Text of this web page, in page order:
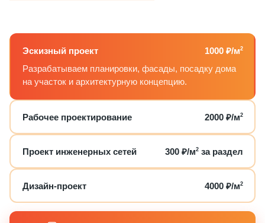
Эскизный проект 1000 ₽/м2
Разрабатываем планировки, фасады, посадку дома
на участок и архитектурную концепцию.
Рабочее проектирование 2000 ₽/м2
Проект инженерных сетей 300 ₽/м2за раздел
Дизайн-проект 4000 ₽/м2